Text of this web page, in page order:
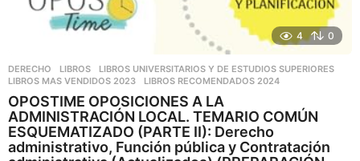
4 0
DERECHO ,LIBROS ,LIBROS UNIVERSITARIOS Y DE ESTUDIOS SUPERIORES
LIBROS MAS VENDIDOS 2023
,LIBROS RECOMENDADOS 2024
OPOSTIME OPOSICIONES A LA
ADMINISTRACIÓN LOCAL. TEMARIO COMÚN
ESQUEMATIZADO (PARTE II): Derecho
administrativo, Función pública y Contratación